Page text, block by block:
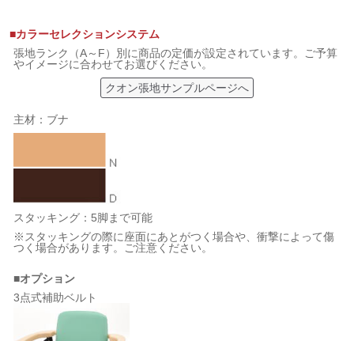
■カラーセレクションシステム
張地ランク（A～F）別に商品の定価が設定されています。ご予算
やイメージに合わせてお選びください。
クオン張地サンプルページへ
主材：ブナ
スタッキング：5脚まで可能
※スタッキングの際に座面にあとがつく場合や、衝撃によって傷
つく場合があります。ご注意ください。
■オプション
3点式補助ベルト